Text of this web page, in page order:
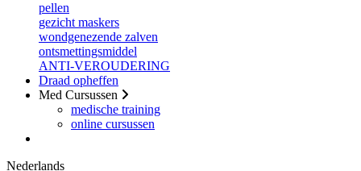
pellen
gezicht maskers
wondgenezende zalven
ontsmettingsmiddel
ANTI-VEROUDERING
Draad opheffen
Med Cursussen
medische training
online cursussen
Nederlands